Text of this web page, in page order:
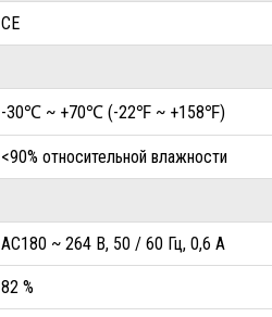
CE
-30℃ ~ +70℃ (-22℉ ~ +158℉)
<90% относительной влажности
AC180 ~ 264 В, 50 / 60 Гц, 0,6 А
82 %